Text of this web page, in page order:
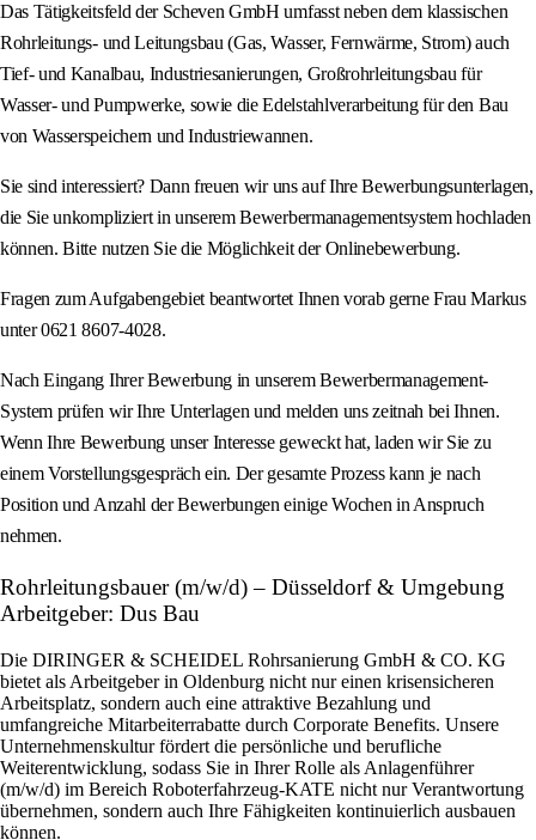
Das Tätigkeitsfeld der Scheven GmbH umfasst neben dem klassischen
Rohrleitungs- und Leitungsbau (Gas, Wasser, Fernwärme, Strom) auch
Tief- und Kanalbau, Industriesanierungen, Großrohrleitungsbau für
Wasser- und Pumpwerke, sowie die Edelstahlverarbeitung für den Bau
von Wasserspeichern und Industriewannen.
Sie sind interessiert? Dann freuen wir uns auf Ihre Bewerbungsunterlagen,
die Sie unkompliziert in unserem Bewerbermanagementsystem hochladen
können. Bitte nutzen Sie die Möglichkeit der Onlinebewerbung.
Fragen zum Aufgabengebiet beantwortet Ihnen vorab gerne Frau Markus
unter 0621 8607-4028.
Nach Eingang Ihrer Bewerbung in unserem Bewerbermanagement-
System prüfen wir Ihre Unterlagen und melden uns zeitnah bei Ihnen.
Wenn Ihre Bewerbung unser Interesse geweckt hat, laden wir Sie zu
einem Vorstellungsgespräch ein. Der gesamte Prozess kann je nach
Position und Anzahl der Bewerbungen einige Wochen in Anspruch
nehmen.
Rohrleitungsbauer (m/w/d) – Düsseldorf & Umgebung
Arbeitgeber: Dus Bau
Die DIRINGER & SCHEIDEL Rohrsanierung GmbH & CO. KG
bietet als Arbeitgeber in Oldenburg nicht nur einen krisensicheren
Arbeitsplatz, sondern auch eine attraktive Bezahlung und
umfangreiche Mitarbeiterrabatte durch Corporate Benefits. Unsere
Unternehmenskultur fördert die persönliche und berufliche
Weiterentwicklung, sodass Sie in Ihrer Rolle als Anlagenführer
(m/w/d) im Bereich Roboterfahrzeug-KATE nicht nur Verantwortung
übernehmen, sondern auch Ihre Fähigkeiten kontinuierlich ausbauen
können.